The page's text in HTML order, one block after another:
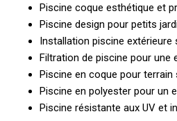
Piscine coque esthétique et
Piscine design pour petits
Installation piscine extérieure
Filtration de piscine pour une
Piscine en coque pour terrain
Piscine en polyester pour un
Piscine résistante aux UV et